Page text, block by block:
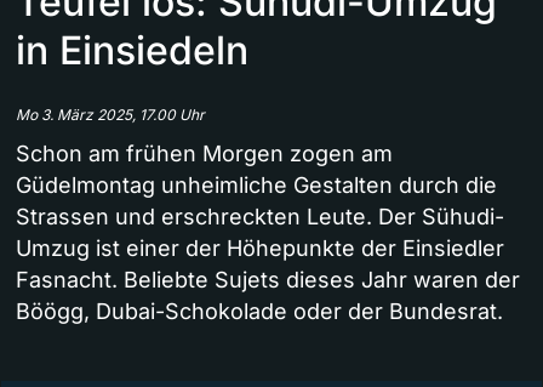
in Einsiedeln
Mo 3. März 2025, 17.00 Uhr
Schon am frühen Morgen zogen am
Güdelmontag unheimliche Gestalten durch die
Strassen und erschreckten Leute. Der Sühudi-
Umzug ist einer der Höhepunkte der Einsiedler
Fasnacht. Beliebte Sujets dieses Jahr waren der
Böögg, Dubai-Schokolade oder der Bundesrat.